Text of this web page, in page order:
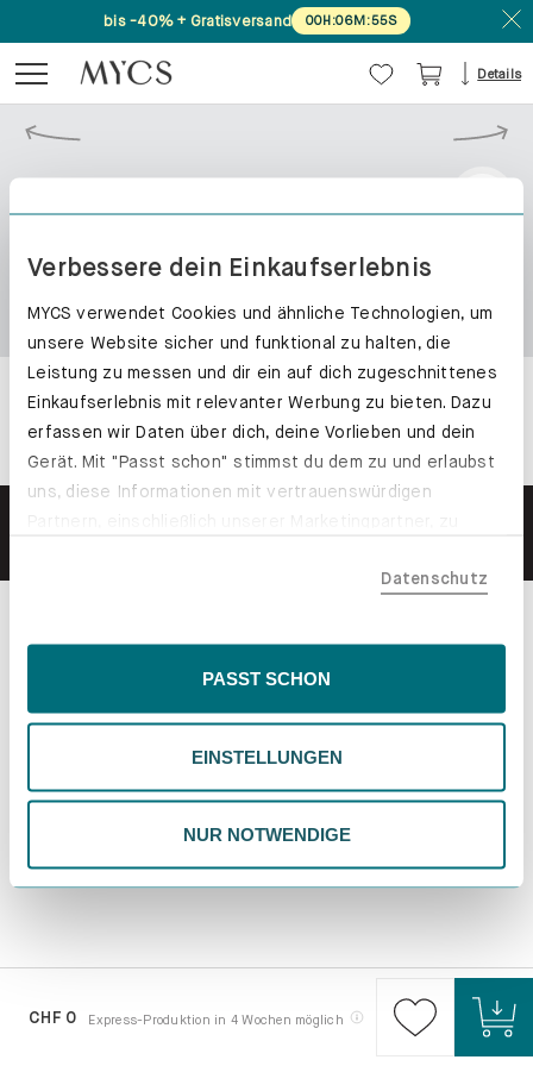
Verbessere dein Einkaufserlebnis
MYCS verwendet Cookies und ähnliche Technologien, um
unsere Website sicher und funktional zu halten, die
Leistung zu messen und dir ein auf dich zugeschnittenes
Einkaufserlebnis mit relevanter Werbung zu bieten. Dazu
erfassen wir Daten über dich, deine Vorlieben und dein
Gerät. Mit "Passt schon" stimmst du dem zu und erlaubst
uns, diese Informationen mit vertrauenswürdigen
der EU, beispielsweise in den USA, verarbeitet werden
Inhalte eingeschränkt sein könnten. Wähle
deiner Präferenzen. Du kannst deine Wahl jederzeit
ändern. Weitere Informationen findest du in unserer
Datenschutzrichtlinie.
Datenschutz
PASST SCHON
EINSTELLUNGEN
NUR NOTWENDIGE
bis -40% + Gratisversand 00H:06M:55S
Details
CHF 0 Express-Produktion in 4 Wochen möglich